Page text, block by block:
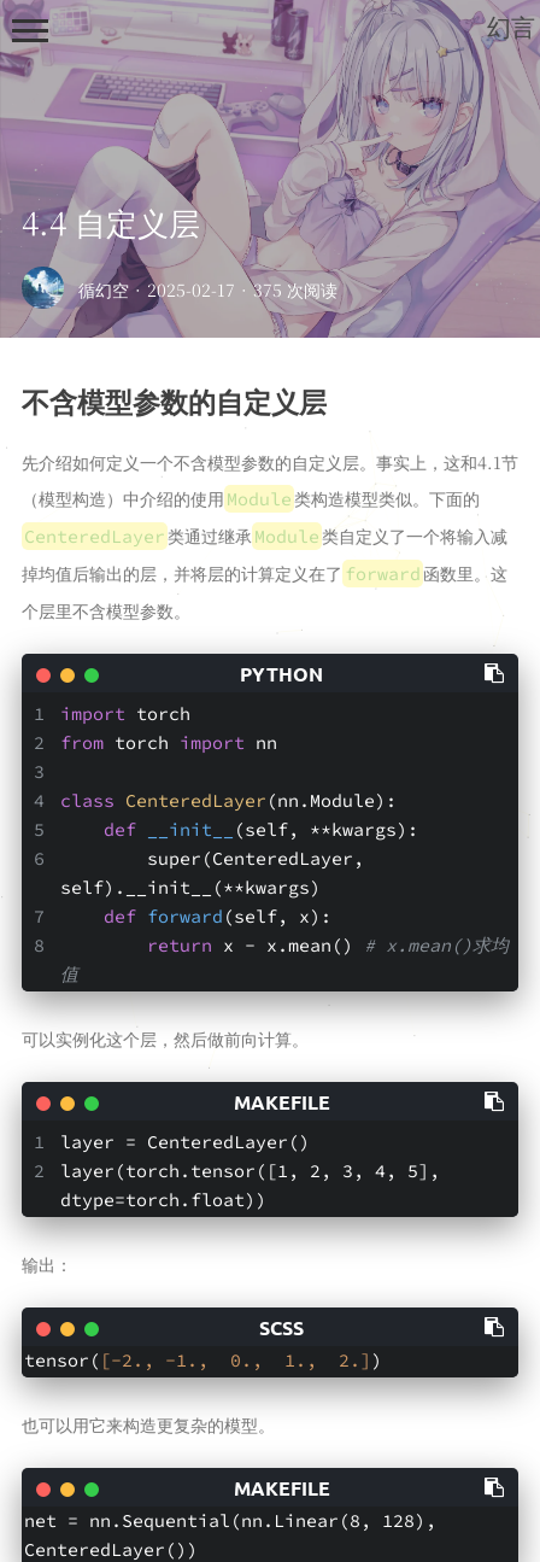
4.4 自定义层
循幻空 · 2025-02-17 · 375 次阅读
不含模型参数的自定义层
先介绍如何定义一个不含模型参数的自定义层。事实上，这和4.1节
（模型构造）中介绍的使用 Module类构造模型类似。下面的
CenteredLayer类通过继承 Module类自定义了一个将输入减
掉均值后输出的层，并将层的计算定义在了 forward 函数里。这
个层里不含模型参数。
import torch
from torch import nn
class CenteredLayer (nn.Module) :
def
__init__ (self, **kwargs) :
self).__init__(**kwargs)
def forward (self, x) :
return x - x.mean()
# x.mean()求均
值
可以实例化这个层，然后做前向计算。
layer = CenteredLayer()
layer(torch.tensor([1, 2, 3, 4, 5],
dtype=torch.float))
输出：
tensor( [-2., -1.,  0.,  1.,  2.] )
也可以用它来构造更复杂的模型。
net = nn.Sequential(nn.Linear(8, 128),
CenteredLayer())
幻言
首页
归档
笔记
开发板
绘画
GAMES
词汇表
Time
JSON
学术站
Argon站
留言板